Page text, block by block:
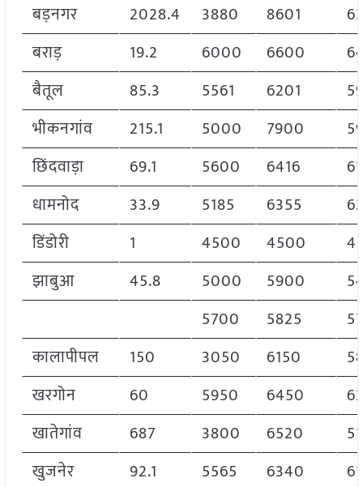
बड़नगर 2028.4 3880 8601
बराड़
19.2 6000 6600
बैतूल
85.3 5561 6201
भीकनगांव
215.1 5000 7900
छिंदवाड़ा
69.1 5600 6416
धामनोद
33.9 5185 6355
डिंडोरी
1 4500 4500
झाबुआ
45.8 5000 5900
5700
5825
कालापीपल
150 3050 6150
खरगोन
60 5950 6450
खातेगांव
687 3800 6520
खुजनेर
92.1 5565 6340